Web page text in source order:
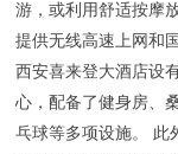
客户案例
新闻动态
会议学院
游，或利用舒适按摩
提供无线高速上网和
西安喜来登大酒店设
心，配备了健身房、
乓球等多项设施。 此